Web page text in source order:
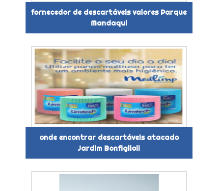
fornecedor de descartáveis valores Parque
Mandaqui
onde encontrar descartáveis atacado
Jardim Bonfiglioli